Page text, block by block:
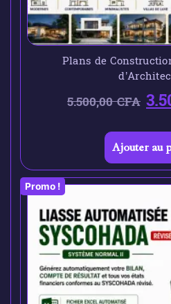
Plans de
5.500,00CFA
Ajouter au
Promo !